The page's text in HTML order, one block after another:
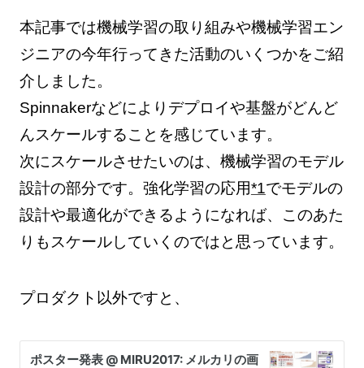
本記事では機械学習の取り組みや機械学習エン
ジニアの今年行ってきた活動のいくつかをご紹
介しました。
Spinnakerなどによりデプロイや基盤がどんど
んスケールすることを感じています。
次にスケールさせたいのは、機械学習のモデル
設計の部分です。強化学習の応用*1でモデルの
設計や最適化ができるようになれば、このあた
りもスケールしていくのではと思っています。
プロダクト以外ですと、